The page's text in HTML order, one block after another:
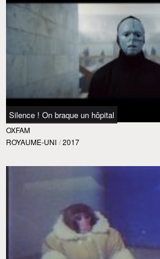
Silence ! On braque un hôpital
OXFAM
ROYAUME-UNI / 2017